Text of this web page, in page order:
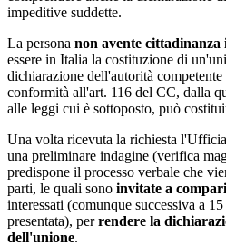
impeditive suddette.
La persona non avente cittadinanza
essere in Italia la costituzione di
dichiarazione dell'autorità
conformità all'art. 116 del CC, dalla
alle leggi cui è sottoposto, può
Una volta ricevuta la richiesta
una preliminare indagine (verifica
predispone il processo verbale che
parti, le quali sono invitate a
interessati (comunque successiva a
presentata), perrendere la
dell'unione.